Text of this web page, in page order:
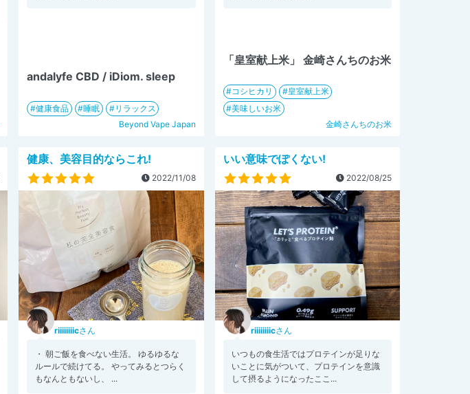
andalyfe CBD / iDiom. sleep
健康食品 睡眠
リラックス
Beyond Vape Japan
「皇室献上米」 金崎さんちのお米
コシヒカリ
皇室献上米
美味しいお米
金崎さんちのお米
健康、美容目的ならこれ!
2022/11/08
riiiiiiiicさん
・ 朝ご飯を食べない生活。 ゆるゆるな
ルールで続けてる。 やってみるとつらく
もなんともないし、 ...
いい意味でぽくない!
2022/08/25
riiiiiiiicさん
いつもの食生活ではプロテインが足りな
いことに気がついて、プロテインを意識
して摂るようになったここ...